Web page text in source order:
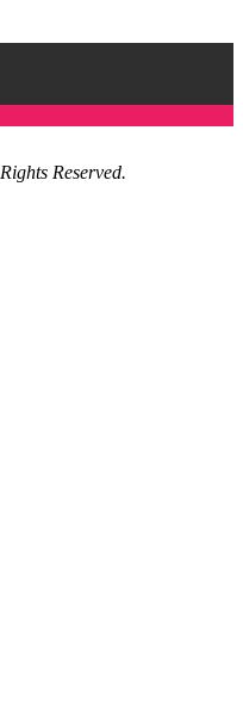
Reserved.